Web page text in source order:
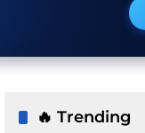
🔥 Trending